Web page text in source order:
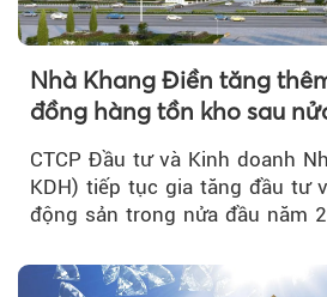
Nhà Khang Điền tăng
đồng hàng tồn kho sau
CTCP Đầu tư và Kinh doanh
KDH) tiếp tục gia tăng đầu tư
động sản trong nửa đầu năm